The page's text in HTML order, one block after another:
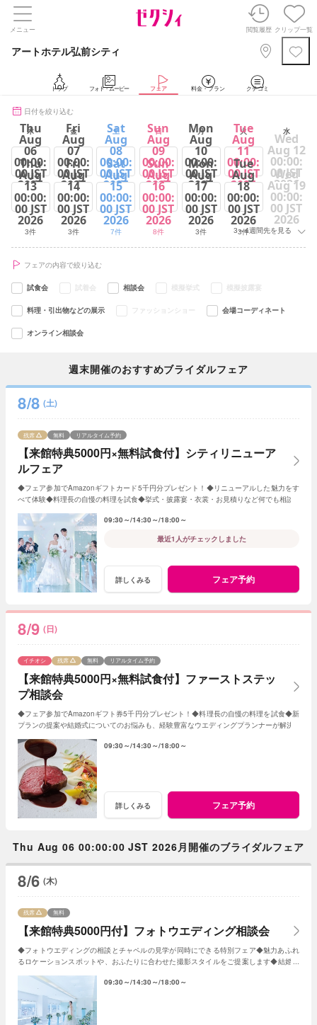
メニュー 閲覧履歴 クリップ一覧
アートホテル弘前シティ
トップ フォト・ムービー フェア 料金・プラン クチコミ
日付を絞り込む
木 金 土 日 月 火 水
Thu
Aug
06
00:00:
00 JST
2026
4件
Fri
Aug
07
00:00:
00 JST
2026
4件
Sat
Aug
08
00:00:
00 JST
2026
7件
Sun
Aug
09
00:00:
00 JST
2026
6件
Mon
Aug
10
00:00:
00 JST
2026
3件
Tue
Aug
11
00:00:
00 JST
2026
8件
Wed
Aug 12
00:00:
00 JST
2026
Thu
Aug
13
00:00:
00 JST
2026
3件
Fri
Aug
14
00:00:
00 JST
2026
3件
Sat
Aug
15
00:00:
00 JST
2026
7件
Sun
Aug
16
00:00:
00 JST
2026
8件
Mon
Aug
17
00:00:
00 JST
2026
3件
Tue
Aug
18
00:00:
00 JST
2026
3件
Wed
Aug 19
00:00:
00 JST
2026
3～4週間先を見る
フェアの内容で絞り込む
試食会 試着会 相談会 模擬挙式 模擬披露宴
料理・引出物などの展示 ファッションショー 会場コーディネート
オンライン相談会
週末開催のおすすめブライダルフェア
8/8 (土)
【来館特典5000円×無料試食付】シティリニューア
ルフェア
残席 無料 リアルタイム予約
◆フェア参加でAmazonギフトカード5千円分プレゼント！◆リニューアルした魅力をす
べて体験◆料理長の自慢の料理を試食◆挙式・披露宴・衣裳・お見積りなど何でも相談
09:30～ 14:30～ 18:00～
最近1人がチェックしました
詳しくみる フェア予約
8/9 (日)
【来館特典5000円×無料試食付】ファーストステッ
プ相談会
イチオシ 残席 無料 リアルタイム予約
◆フェア参加でAmazonギフト券5千円分プレゼント！◆料理長の自慢の料理を試食◆新
プランの提案や結婚式についてのお悩みも、経験豊富なウエディングプランナーが解決
09:30～ 14:30～ 18:00～
詳しくみる フェア予約
Thu Aug 06 00:00:00 JST 2026月開催のブライダルフェア
8/6 (木)
【来館特典5000円付】フォトウエディング相談会
残席 無料
◆フォトウエディングの相談とチャペルの見学が同時にできる特別フェア◆魅力あふれ
るロケーションスポットや、おふたりに合わせた撮影スタイルをご提案します◆結婚が
09:30～ 14:30～ 18:00～